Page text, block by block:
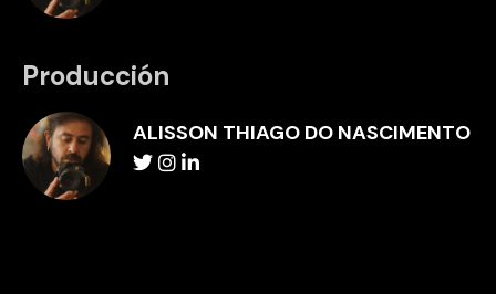
Producción
ALISSON THIAGO DO NASCIMENTO